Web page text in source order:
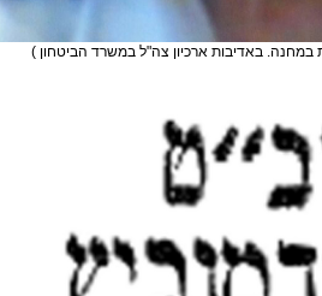
במחנה. באדיבות ארכיון צה"ל במשרד הביטחון )